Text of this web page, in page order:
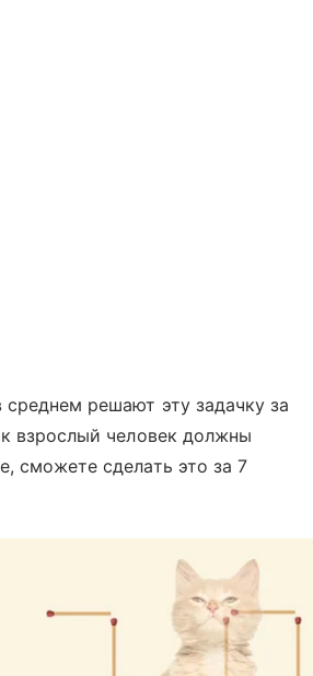
среднем решают эту задачку за
взрослый человек должны
сможете сделать это за 7